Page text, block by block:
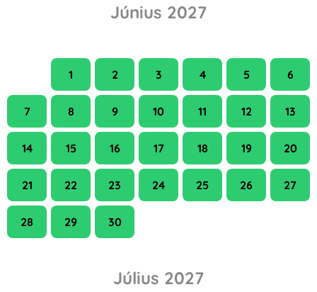
Június 2027
1
2 3 4 5 6
7 8 9 10 11 12 13
14 15 16 17 18 19 20
21 22 23 24 25 26 27
28 29 30
Július 2027